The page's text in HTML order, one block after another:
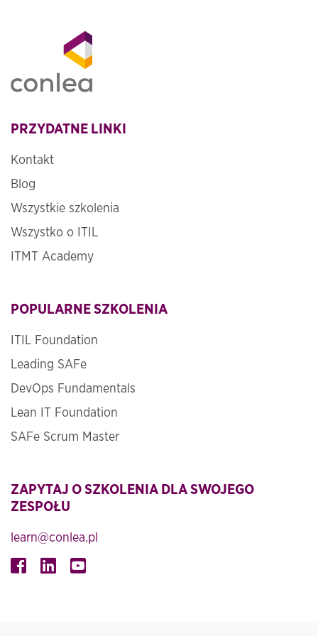
PRZYDATNE LINKI
Kontakt
Blog
Wszystkie szkolenia
Wszystko o ITIL
ITMT Academy
POPULARNE SZKOLENIA
ITIL Foundation
Leading SAFe
DevOps Fundamentals
Lean IT Foundation
SAFe Scrum Master
ZAPYTAJ O SZKOLENIA DLA SWOJEGO
ZESPOŁU
learn@conlea.pl